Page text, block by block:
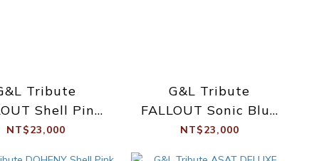
Tribute
Shell Pink
電吉他
NT$23,000
G&L Tribute
FALLOUT Sonic Blue
電吉他
NT$23,000